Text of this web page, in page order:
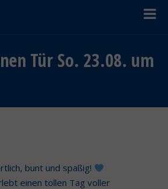
Tür So. 23.08. um
bunt und spaßig!
einen tollen Tag voller